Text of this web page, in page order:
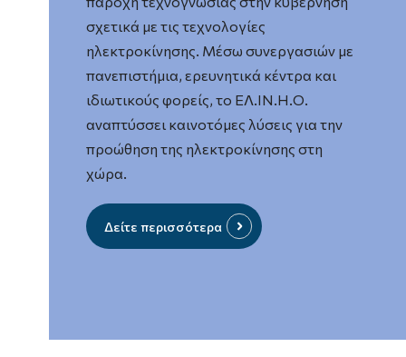
σχετικά με τις τεχνολογίες
ηλεκτροκίνησης. Μέσω συνεργασιών με
πανεπιστήμια, ερευνητικά κέντρα και
ιδιωτικούς φορείς, το ΕΛ.ΙΝ.Η.Ο.
αναπτύσσει καινοτόμες λύσεις για την
προώθηση της ηλεκτροκίνησης στη
χώρα.
Δείτε περισσότερα